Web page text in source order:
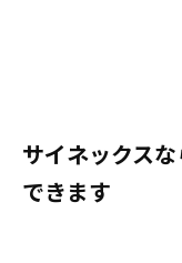
サイネックス
できます